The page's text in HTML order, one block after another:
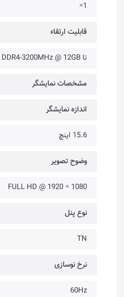
1×
قابلیت ارتقاء
تا DDR4-3200MHz @ 12GB
مشخصات نمایشگر
اندازه نمایشگر
15.6 اینچ
وضوح تصویر
1080 × 1920 @ FULL HD
نوع پنل
TN
نرخ نوسازی
60Hz